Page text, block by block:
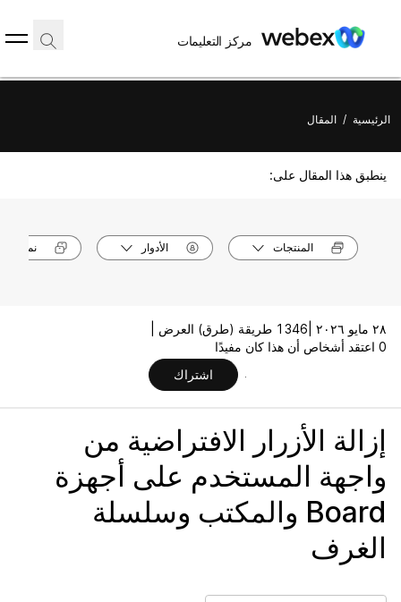
مركز التعليمات
الرئيسية / المقال
ينطبق هذا المقال على:
المنتجات الأدوار نماذج
٢٨ مايو ٢٠٢٦ |
1346 طريقة (طرق) العرض |
0 اعتقد أشخاص أن هذا كان مفيدًا
اشتراك
إزالة الأزرار الافتراضية من
واجهة المستخدم على أجهزة
Board والمكتب وسلسلة
الغرف